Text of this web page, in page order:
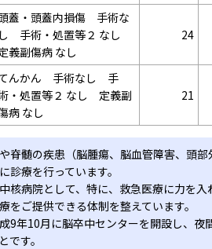
蓋・頭蓋内損傷 手術な
し 手術・処置等２ なし
義副傷病 なし
24
んかん 手術なし 手
・処置等２ なし 定義副
病 なし
21
脊髄の疾患（脳腫瘍、脳血管障害、頭
診療を行っています。
核病院として、特に、救急医療に力を
をご提供できる体制を整えています。
9年10月に脳卒中センターを開設し、
です。